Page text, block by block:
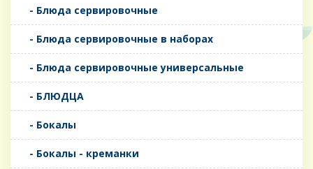
- Блюда сервировочные
- Блюда сервировочные в наборах
- Блюда сервировочные универсальные
- БЛЮДЦА
- Бокалы
- Бокалы - креманки